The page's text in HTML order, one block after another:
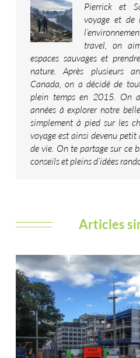
Pierrick et
voyage et de
travel, on
espaces sauvages et
nature. Après plusieurs
Canada, on a décidé de
plein temps en 2015. On
années à explorer notre
simplement à pied sur les
voyage est ainsi devenu
de vie. On te partage sur ce
conseils et pleins d’idées
Articles